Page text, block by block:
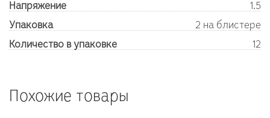
Напряжение
1.5
Упаковка
2 на блистере
Количество в упаковке
12
Похожие товары